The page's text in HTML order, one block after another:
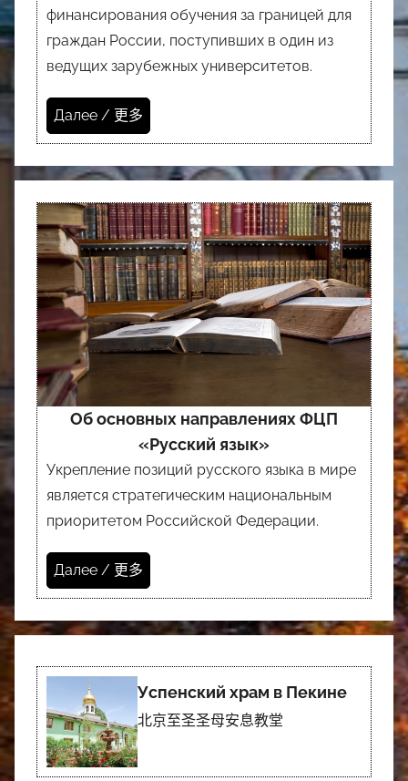
финансирования обучения за границей для
граждан России, поступивших в один из
ведущих зарубежных университетов.
Далее / 更多
Об основных направлениях ФЦП
«Русский язык»
Укрепление позиций русского языка в мире
является стратегическим национальным
приоритетом Российской Федерации.
Далее / 更多
Успенский храм в Пекине
北京至圣圣母安息教堂